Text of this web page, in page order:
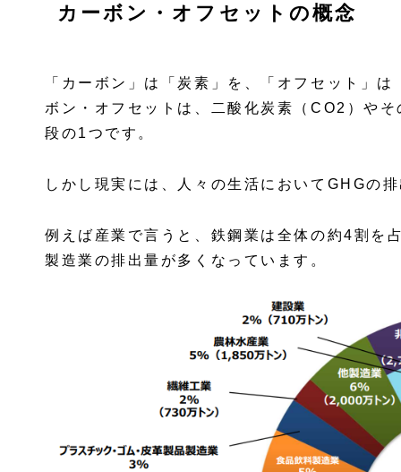
カーボン・オフセットの概念
「カーボン」は「炭素」を、「オフセット」
ボン・オフセットは、二酸化炭素（CO2）や
段の1つです。
しかし現実には、人々の生活においてGHGの
例えば産業で言うと、鉄鋼業は全体の約4割を
製造業の排出量が多くなっています。